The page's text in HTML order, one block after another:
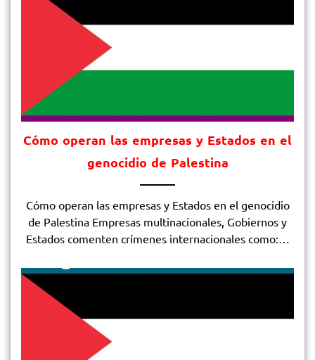
Cómo operan las empresas y Estados en el
genocidio de Palestina
Cómo operan las empresas y Estados en el genocidio
de Palestina Empresas multinacionales, Gobiernos y
Estados comenten crímenes internacionales como:…